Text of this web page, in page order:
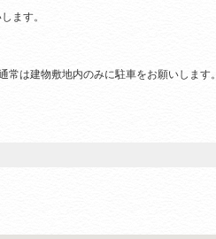
ます。
は建物敷地内のみに駐車をお願いします。